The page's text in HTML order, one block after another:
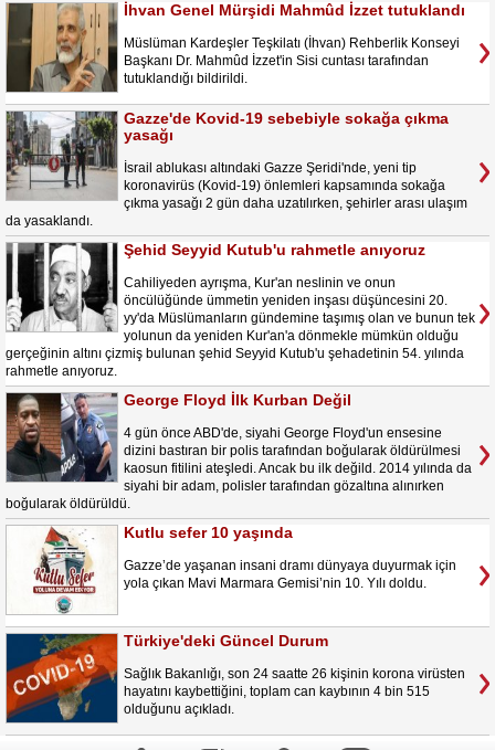
İhvan Genel Mürşidi Mahmûd İzzet tutuklandı
Müslüman Kardeşler Teşkilatı (İhvan) Rehberlik Konseyi
Başkanı Dr. Mahmûd İzzet'in Sisi cuntası tarafından
tutuklandığı bildirildi.
Gazze'de Kovid-19 sebebiyle sokağa çıkma
yasağı
İsrail ablukası altındaki Gazze Şeridi'nde, yeni tip
koronavirüs (Kovid-19) önlemleri kapsamında sokağa
çıkma yasağı 2 gün daha uzatılırken, şehirler arası ulaşım
da yasaklandı.
Şehid Seyyid Kutub'u rahmetle anıyoruz
Cahiliyeden ayrışma, Kur'an neslinin ve onun
öncülüğünde ümmetin yeniden inşası düşüncesini 20.
yy'da Müslümanların gündemine taşımış olan ve bunun tek
yolunun da yeniden Kur'an'a dönmekle mümkün olduğu
gerçeğinin altını çizmiş bulunan şehid Seyyid Kutub'u şehadetinin 54. yılında
rahmetle anıyoruz.
George Floyd İlk Kurban Değil
4 gün önce ABD'de, siyahi George Floyd'un ensesine
dizini bastıran bir polis tarafından boğularak öldürülmesi
kaosun fitilini ateşledi. Ancak bu ilk değild. 2014 yılında da
siyahi bir adam, polisler tarafından gözaltına alınırken
boğularak öldürüldü.
Kutlu sefer 10 yaşında
Gazze’de yaşanan insani dramı dünyaya duyurmak için
yola çıkan Mavi Marmara Gemisi’nin 10. Yılı doldu.
Türkiye'deki Güncel Durum
Sağlık Bakanlığı, son 24 saatte 26 kişinin korona virüsten
hayatını kaybettiğini, toplam can kaybının 4 bin 515
olduğunu açıkladı.